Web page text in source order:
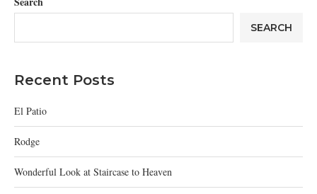
SEARCH
Recent Posts
El Patio
Rodge
Wonderful Look at Staircase to Heaven